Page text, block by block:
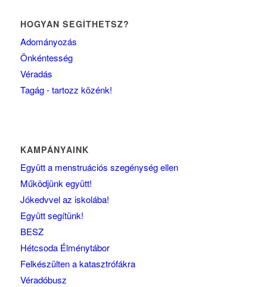
HOGYAN SEGÍTHETSZ?
Adományozás
Önkéntesség
Véradás
Tagág - tartozz közénk!
KAMPÁNYAINK
Együtt a menstruációs szegénység ellen
Működjünk együtt!
Jókedvvel az iskolába!
Együtt segítünk!
BESZ
Hétcsoda Élménytábor
Felkészülten a katasztrófákra
Véradóbusz